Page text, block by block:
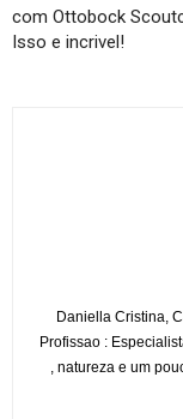
com Ottobock
Isso e incrivel!
Daniella Cristina,
Profissao :
, natureza e um